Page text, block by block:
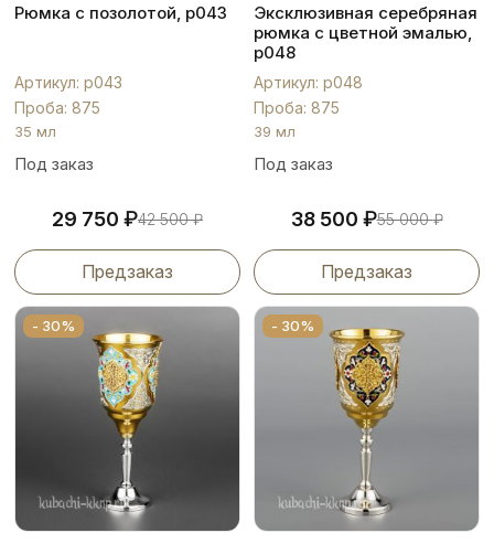
Рюмка с позолотой, р043
Артикул: р043
Проба: 875
35 мл
Под заказ
29 750 ₽42 500₽
Предзаказ
Эксклюзивная серебряная
рюмка с цветной эмалью,
р048
Артикул: р048
Проба: 875
39 мл
Под заказ
38 500 ₽55 000₽
Предзаказ
- 30% - 30%